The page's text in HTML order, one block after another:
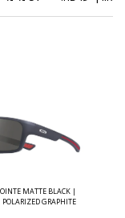
MATTE BLACK |
POLARIZED GRAPHITE